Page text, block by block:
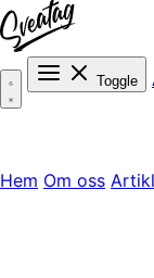
Toggle
Hem Om oss